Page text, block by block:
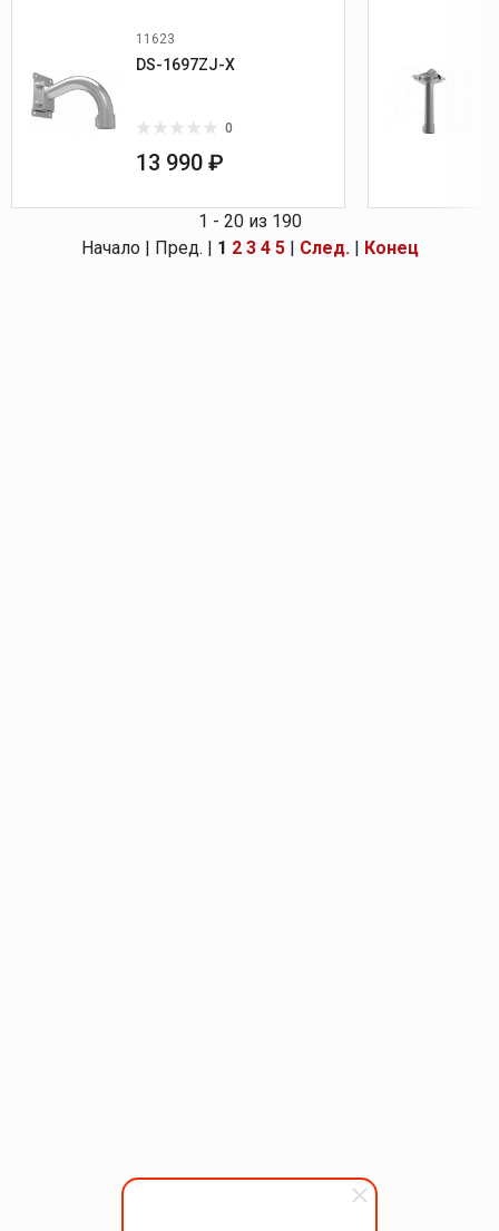
11623
DS-1697ZJ-X
0
13 990 ₽
1 - 20 из 190
Начало | Пред. | 1 2 3 4 5| След.| Конец